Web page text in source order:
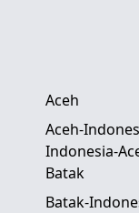
Aceh
Aceh-
Indonesia-
Batak
Batak-